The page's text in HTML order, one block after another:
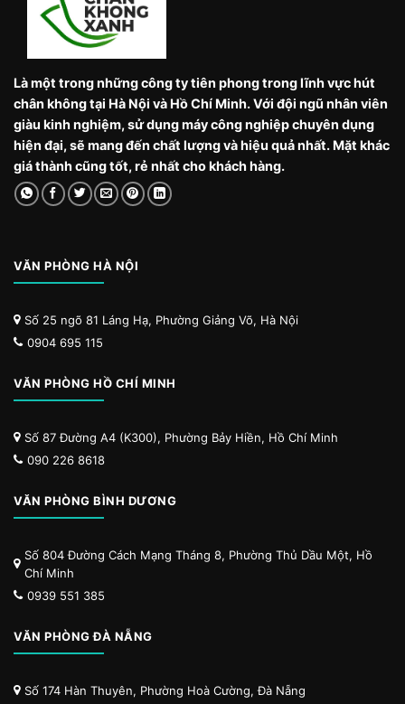
Là một trong những công ty tiên phong trong lĩnh vực hút
chân không tại Hà Nội và Hồ Chí Minh. Với đội ngũ nhân viên
giàu kinh nghiệm, sử dụng máy công nghiệp chuyên dụng
hiện đại, sẽ mang đến chất lượng và hiệu quả nhất. Mặt khác
giá thành cũng tốt, rẻ nhất cho khách hàng.
VĂN PHÒNG HÀ NỘI
Số 25 ngõ 81 Láng Hạ, Phường Giảng Võ, Hà Nội
0904 695 115
VĂN PHÒNG HỒ CHÍ MINH
Số 87 Đường A4 (K300), Phường Bảy Hiền, Hồ Chí Minh
090 226 8618
VĂN PHÒNG BÌNH DƯƠNG
Số 804 Đường Cách Mạng Tháng 8, Phường Thủ Dầu Một, Hồ
Chí Minh
0939 551 385
VĂN PHÒNG ĐÀ NẴNG
Số 174 Hàn Thuyên, Phường Hoà Cường, Đà Nẵng